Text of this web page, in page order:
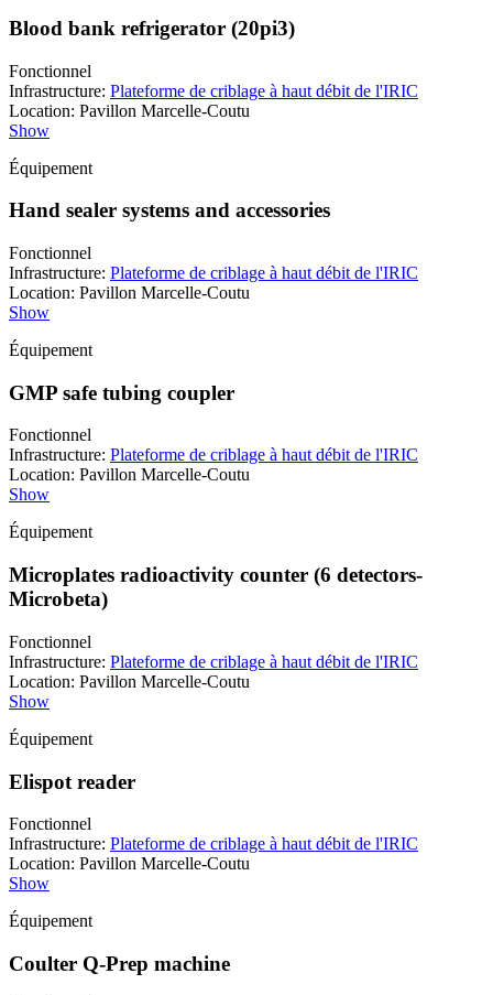
Blood bank refrigerator (20pi3)
Fonctionnel
Infrastructure: Plateforme de criblage à haut débit de l'IRIC
Location: Pavillon Marcelle-Coutu
Show
Équipement
Hand sealer systems and accessories
Fonctionnel
Infrastructure: Plateforme de criblage à haut débit de l'IRIC
Location: Pavillon Marcelle-Coutu
Show
Équipement
GMP safe tubing coupler
Fonctionnel
Infrastructure: Plateforme de criblage à haut débit de l'IRIC
Location: Pavillon Marcelle-Coutu
Show
Équipement
Microplates radioactivity counter (6 detectors-
Microbeta)
Fonctionnel
Infrastructure: Plateforme de criblage à haut débit de l'IRIC
Location: Pavillon Marcelle-Coutu
Show
Équipement
Elispot reader
Fonctionnel
Infrastructure: Plateforme de criblage à haut débit de l'IRIC
Location: Pavillon Marcelle-Coutu
Show
Équipement
Coulter Q-Prep machine